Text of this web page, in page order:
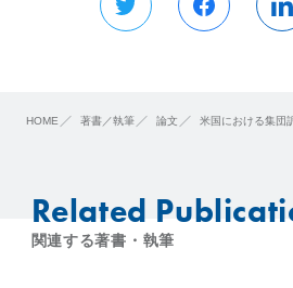
HOME 著書／執筆 論文 米国における集団
Related
関連する著書・執筆